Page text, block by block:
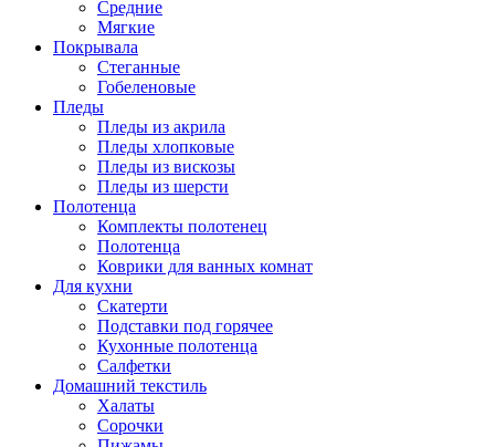
Средние
Мягкие
Покрывала
Стеганные
Гобеленовые
Пледы
Пледы из акрила
Пледы хлопковые
Пледы из вискозы
Пледы из шерсти
Полотенца
Комплекты полотенец
Полотенца
Коврики для ванных комнат
Для кухни
Скатерти
Подставки под горячее
Кухонные полотенца
Салфетки
Домашний текстиль
Халаты
Сорочки